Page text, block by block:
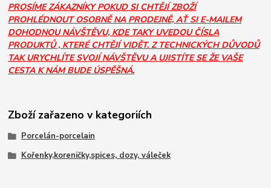
PROSÍME ZÁKAZNÍKY POKUD SI CHTĚJÍ ZBOŽÍ
PROHLÉDNOUT OSOBNĚ NA PRODEJNĚ, AŤ SI E-MAILEM
DOHODNOU NÁVŠTĚVU, KDE TAKY UVEDOU ČÍSLA
PRODUKTŮ , KTERÉ CHTĚJÍ VIDĚT. Z TECHNICKÝCH DŮVODŮ
TAK URYCHLÍTE SVOJÍ NÁVŠTĚVU A UJISTÍTE SE ŽE VAŠE
CESTA K NÁM BUDE ÚSPĚŠNÁ.
Zboží zařazeno v kategoriích
Porcelán-porcelain
Kořenky,koreničky,spices, dozy, váleček